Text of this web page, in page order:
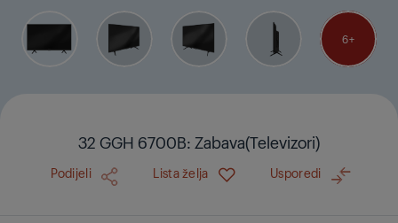
6
32 GGH 6700B: Zabava(Televizori)
Podijeli Lista želja Usporedi